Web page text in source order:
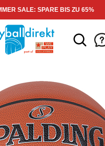
SALE: SPARE BIS ZU 65%